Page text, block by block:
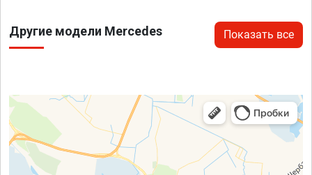
Другие модели Mercedes Показать все